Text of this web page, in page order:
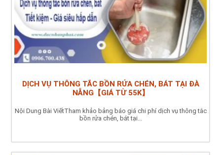
DỊCH VỤ THÔNG TẮC BỒN RỬA CHÉN, BÁT TẠI ĐÀ
NẴNG【GIÁ TỪ 55K】
Nội Dung Bài ViếtTham khảo bảng báo giá chi phí dịch vụ thông tắc
bồn rửa chén, bát tại...